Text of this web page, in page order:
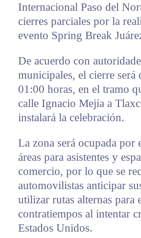
Internacional Paso del
cierres parciales por la
evento Spring Break
De acuerdo con
municipales, el cierre será
01:00 horas, en el tramo
calle Ignacio Mejía a
instalará la celebración.
La zona será ocupada por
áreas para asistentes y
comercio, por lo que se
automovilistas anticipar
utilizar rutas alternas para
contratiempos al intentar
Estados Unidos.